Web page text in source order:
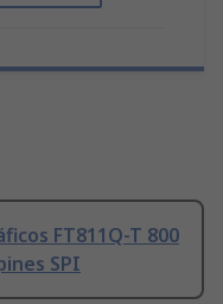
FT811Q-T 800
SPI